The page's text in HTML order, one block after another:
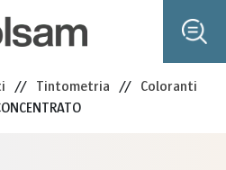
// Tintometria // Coloranti